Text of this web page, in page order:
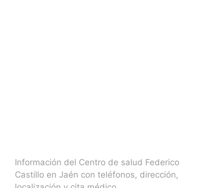
Información del Centro de salud Federico
Castillo en Jaén con teléfonos, dirección,